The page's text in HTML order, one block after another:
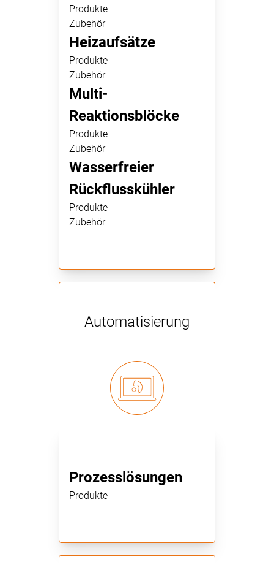
Produkte
Zubehör
Heizaufsätze
Produkte
Zubehör
Multi-
Reaktionsblöcke
Produkte
Zubehör
Wasserfreier
Rückflusskühler
Produkte
Zubehör
Automatisierung
Prozesslösungen
Produkte